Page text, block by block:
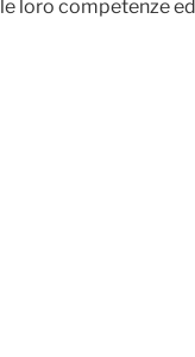
loro competenze